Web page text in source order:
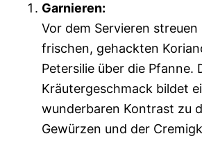
Garnieren:
Vor dem Servieren streuen
frischen, gehackten
Petersilie über die Pfanne.
Kräutergeschmack bildet
wunderbaren Kontrast zu
Gewürzen und der